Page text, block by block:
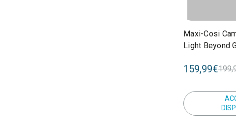
Maxi-Cosi
Light Beyond
159,99€